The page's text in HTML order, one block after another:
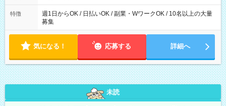
特徴
週1日からOK / 日払いOK / 副業・WワークOK / 10名以上の大量
募集
気になる！ 応募する 詳細へ
未読